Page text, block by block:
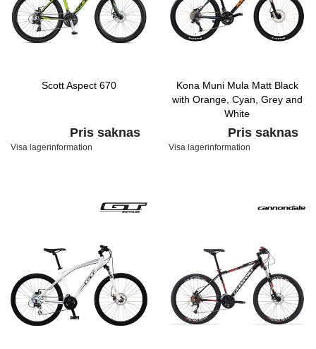
Scott Aspect 670
Pris saknas
Visa lagerinformation
Kona Muni Mula Matt Black
with Orange, Cyan, Grey and
White
Pris saknas
Visa lagerinformation